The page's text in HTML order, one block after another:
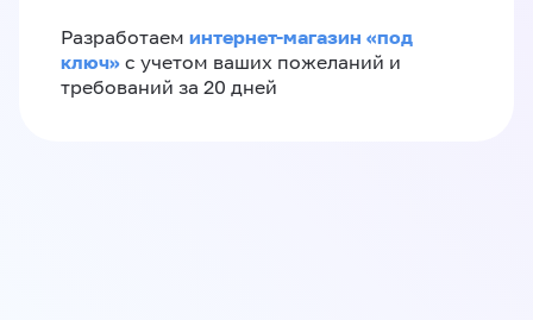
Разработаем интернет-магазин «‎под
ключ»‎ с учетом ваших пожеланий и
требований за 20 дней